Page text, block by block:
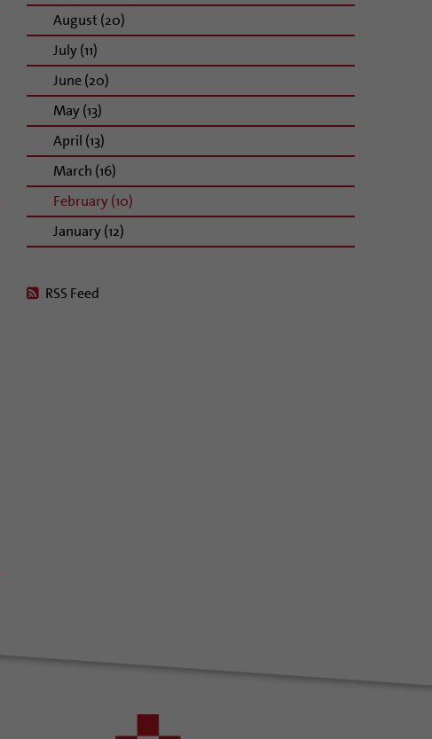
August (20)
July (11)
June (20)
May (13)
April (13)
March (16)
February (10)
January (12)
RSS Feed